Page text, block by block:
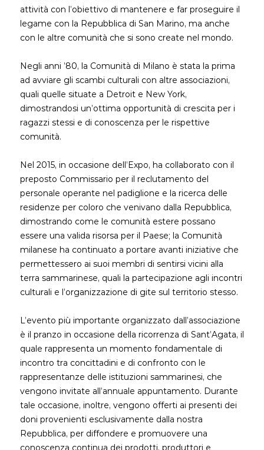
attività con l’obiettivo di mantenere e far proseguire il
legame con la Repubblica di San Marino, ma anche
con le altre comunità che si sono create nel mondo.
Negli anni ’80, la Comunità di Milano è stata la prima
ad avviare gli scambi culturali con altre associazioni,
quali quelle situate a Detroit e New York,
dimostrandosi un’ottima opportunità di crescita per i
ragazzi stessi e di conoscenza per le rispettive
comunità.
Nel 2015, in occasione dell’Expo, ha collaborato con il
preposto Commissario per il reclutamento del
personale operante nel padiglione e la ricerca delle
residenze per coloro che venivano dalla Repubblica,
dimostrando come le comunità estere possano
essere una valida risorsa per il Paese; la Comunità
milanese ha continuato a portare avanti iniziative che
permettessero ai suoi membri di sentirsi vicini alla
terra sammarinese, quali la partecipazione agli incontri
culturali e l’organizzazione di gite sul territorio stesso.
L’evento più importante organizzato dall’associazione
è il pranzo in occasione della ricorrenza di Sant’Agata, il
quale rappresenta un momento fondamentale di
incontro tra concittadini e di confronto con le
rappresentanze delle istituzioni sammarinesi, che
vengono invitate all’annuale appuntamento. Durante
tale occasione, inoltre, vengono offerti ai presenti dei
doni provenienti esclusivamente dalla nostra
Repubblica, per diffondere e promuovere una
conoscenza continua dei prodotti, produttori e